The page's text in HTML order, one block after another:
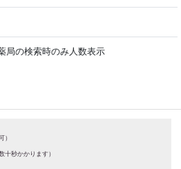
局の検索時のみ人数表示
）
十秒かかります）